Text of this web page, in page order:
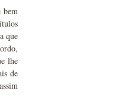
bem
que
lhe
de